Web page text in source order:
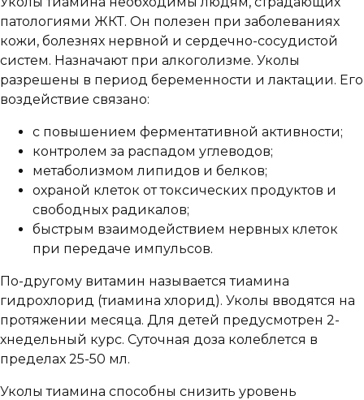
патологиями ЖКТ. Он полезен при заболеваниях
кожи, болезнях нервной и сердечно-сосудистой
систем. Назначают при алкоголизме. Уколы
разрешены в период беременности и лактации. Его
воздействие связано:
с повышением ферментативной активности;
контролем за распадом углеводов;
метаболизмом липидов и белков;
охраной клеток от токсических продуктов и
свободных радикалов;
быстрым взаимодействием нервных клеток
при передаче импульсов.
По-другому витамин называется тиамина
гидрохлорид (тиамина хлорид). Уколы вводятся на
протяжении месяца. Для детей предусмотрен 2-
хнедельный курс. Суточная доза колеблется в
пределах 25-50 мл.
Уколы тиамина способны снизить уровень